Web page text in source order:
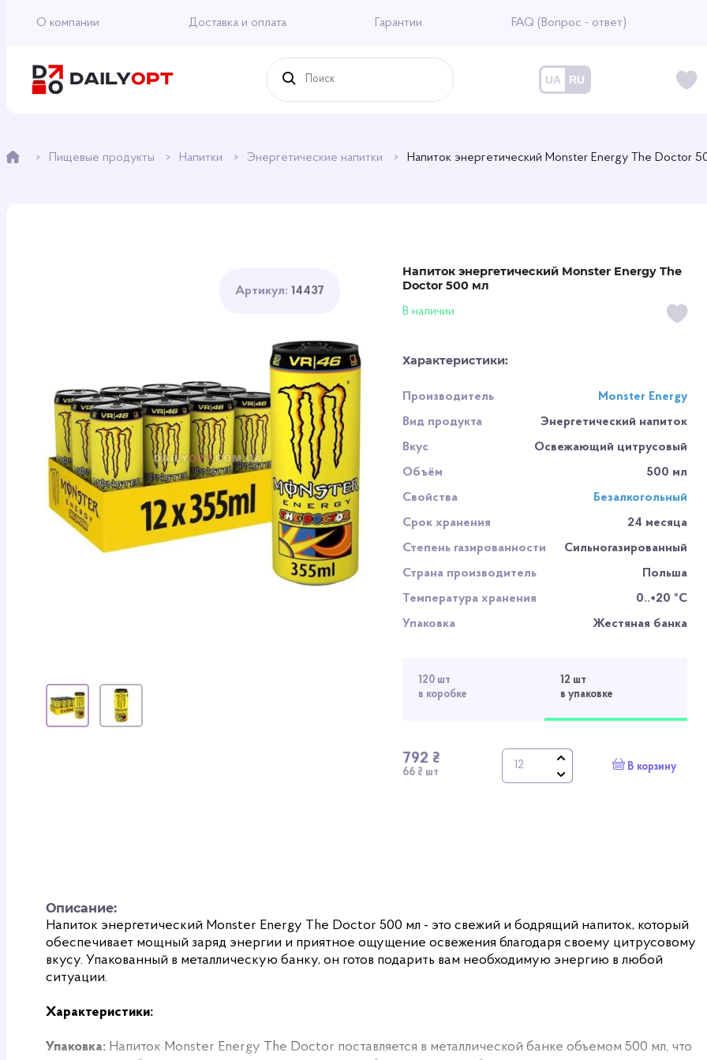
О компании Доставка и оплата Гарантии FAQ (Вопрос - ответ)
UA RU
Пищевые продукты Напитки Энергетические напитки Напиток энергетический Monster Energy The Doctor
Артикул:14437
Напиток энергетический Monster Energy The
Doctor 500 мл
В наличии
Характеристики:
Производитель
Monster Energy
Вид продукта
Энергетический напиток
Вкус
Освежающий цитрусовый
Объём
500 мл
Свойства
Безалкогольный
Срок хранения
24 месяца
Степень газированности
Сильногазированный
Страна производитель
Польша
Температура хранения
0..+20 ºC
Упаковка
Жестяная банка
120 шт
в коробке
12 шт
в упаковке
792 ₴
66 ₴ шт В корзину
Описание:
Напиток энергетический Monster Energy The Doctor 500 мл - это свежий и бодрящий напиток, который
обеспечивает мощный заряд энергии и приятное ощущение освежения благодаря своему цитрусовому
вкусу. Упакованный в металлическую банку, он готов подарить вам необходимую энергию в любой
ситуации.
Характеристики:
Упаковка: Напиток Monster Energy The Doctor поставляется в металлической банке объемом 500 мл, что